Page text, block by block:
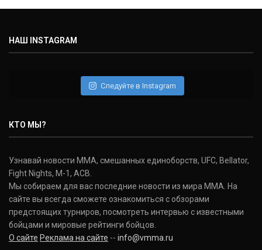
НАШ INSTAGRAM
Следуйте в Instagram
КТО МЫ?
Узнавай новости ММА, смешанных единоборств, UFC, Bellator,
Fight Nights, M-1, ACB.
Мы собираем для вас последние новости из мира ММА. На
сайте вы всегда сможете ознакомиться с обзорами
предстоящих турниров, посмотреть интервью с известными
бойцами и мировые рейтинги бойцов.
О сайте Реклама на сайте -- info@vmma.ru